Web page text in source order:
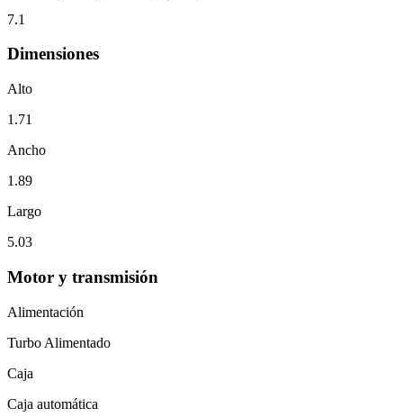
7.1
Dimensiones
Alto
1.71
Ancho
1.89
Largo
5.03
Motor y transmisión
Alimentación
Turbo Alimentado
Caja
Caja automática